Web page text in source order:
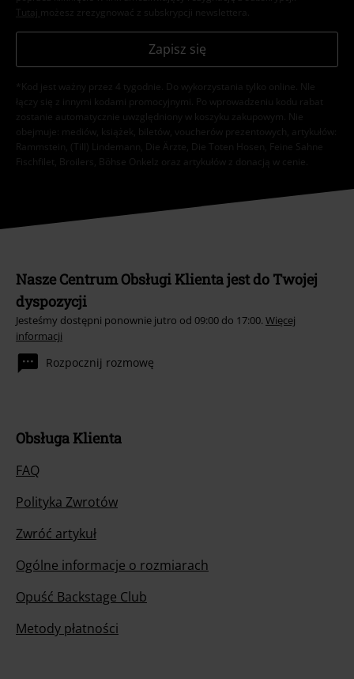
Tutaj możesz zrezygnować z subskrypcji newslettera.
Zapisz się
*Kod jest ważny przez 4 tygodnie. Do wykorzystania tylko online. NIe
łączy się z innymi kodami promocyjnymi. Po wprowadzeniu kodu rabat
zostanie automatycznie uwzględniony w koszyku zakupowym. Nie
obejmuje: mediów, książek, biletów, voucherów prezentowych, artykułów:
Rammstein, (Till) Lindemann, Die Ärzte, Die Toten Hosen, Feine Sahne
Fischfilet, Broilers, Böhse Onkelz oraz artykułów z donacją w cenie.
Nasze Centrum Obsługi Klienta jest do Twojej
dyspozycji
Jesteśmy dostępni ponownie jutro od 09:00 do 17:00. Więcej
informacji
Rozpocznij rozmowę
Obsługa Klienta
FAQ
Polityka Zwrotów
Zwróć artykuł
Ogólne informacje o rozmiarach
Opuść Backstage Club
Metody płatności